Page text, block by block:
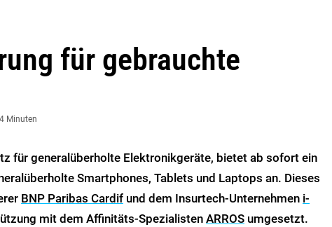
für gebrauchte
Minuten
für generalüberholte Elektronikgeräte, bietet ab sofort ein
Smartphones, Tablets und Laptops an. Dieses
BNP Paribas Cardif und dem Insurtech-Unternehmen i-
mit dem Affinitäts-Spezialisten ARROS umgesetzt.